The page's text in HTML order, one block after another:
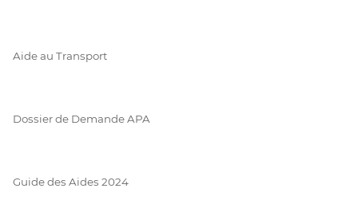
Aide au Transport
Dossier de Demande APA
Guide des Aides 2024